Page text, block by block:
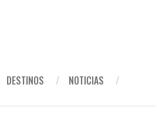
DESTINOS
NOTICIAS